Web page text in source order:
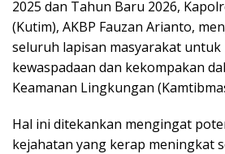
2025 dan Tahun Baru 2026,
(Kutim), AKBP Fauzan Arianto,
seluruh lapisan masyarakat
kewaspadaan dan kekompakan
Keamanan Lingkungan
Hal ini ditekankan mengingat
kejahatan yang kerap meningkat